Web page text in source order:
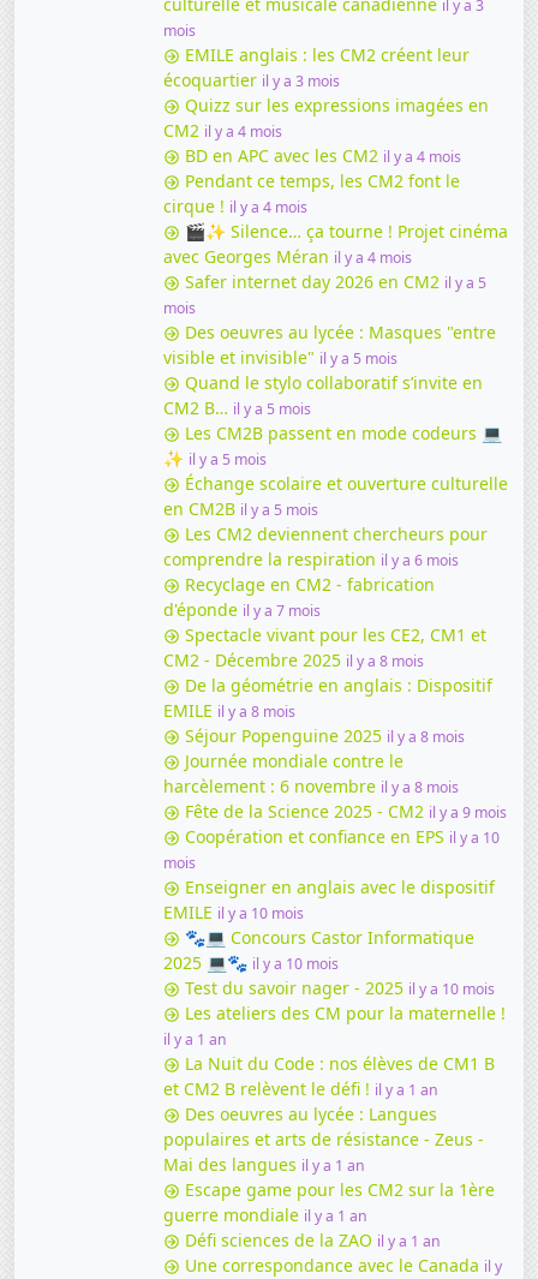
il y a 3
mois
EMILE anglais : les CM2 créent leur
écoquartier il y a 3 mois
Quizz sur les expressions imagées en
CM2 il y a 4 mois
BD en APC avec les CM2 il y a 4 mois
Pendant ce temps, les CM2 font le
cirque ! il y a 4 mois
🎬✨ Silence… ça tourne ! Projet cinéma
avec Georges Méran il y a 4 mois
Safer internet day 2026 en CM2 il y a 5
mois
Des oeuvres au lycée : Masques "entre
visible et invisible" il y a 5 mois
Quand le stylo collaboratif s’invite en
CM2 B… il y a 5 mois
Les CM2B passent en mode codeurs 💻
✨ il y a 5 mois
Échange scolaire et ouverture culturelle
en CM2B il y a 5 mois
Les CM2 deviennent chercheurs pour
comprendre la respiration il y a 6 mois
Recyclage en CM2 - fabrication
d'éponde il y a 7 mois
Spectacle vivant pour les CE2, CM1 et
CM2 - Décembre 2025 il y a 8 mois
De la géométrie en anglais : Dispositif
EMILE il y a 8 mois
Séjour Popenguine 2025 il y a 8 mois
Journée mondiale contre le
harcèlement : 6 novembre il y a 8 mois
Fête de la Science 2025 - CM2 il y a 9 mois
Coopération et confiance en EPS il y a 10
mois
Enseigner en anglais avec le dispositif
EMILE il y a 10 mois
🐾💻 Concours Castor Informatique
2025 💻🐾 il y a 10 mois
Test du savoir nager - 2025 il y a 10 mois
Les ateliers des CM pour la maternelle !
il y a 1 an
La Nuit du Code : nos élèves de CM1 B
et CM2 B relèvent le défi ! il y a 1 an
Des oeuvres au lycée : Langues
populaires et arts de résistance - Zeus -
Mai des langues il y a 1 an
Escape game pour les CM2 sur la 1ère
guerre mondiale il y a 1 an
Défi sciences de la ZAO il y a 1 an
Une correspondance avec le Canada il y